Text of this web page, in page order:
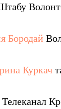
Бородай
Куркач
Телеканал